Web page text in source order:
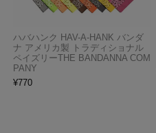
ハバハンク HAV-A-HANK バンダ
ナ アメリカ製 トラディショナル
ペイズリーTHE BANDANNA COM
PANY
¥770